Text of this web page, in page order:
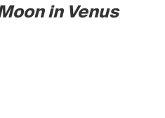
in Venus